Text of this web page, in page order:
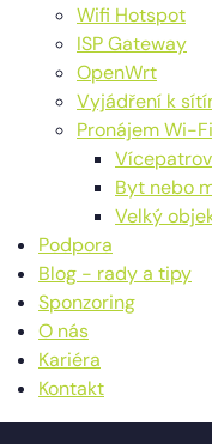
Wifi Hotspot
ISP Gateway
OpenWrt
Vyjádření k
Pronájem Wi-
Byt nebo
Velký
Podpora
Blog - rady a tipy
Sponzoring
O nás
Kariéra
Kontakt